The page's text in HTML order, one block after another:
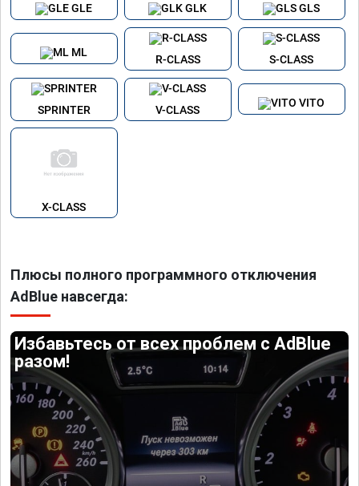
GLE GLK GLS
ML
R-CLASS S-CLASS
SPRINTER V-CLASS
VITO
X-CLASS
Плюсы полного программного отключения
AdBlue навсегда:
Избавьтесь от всех проблем с AdBlue
разом!